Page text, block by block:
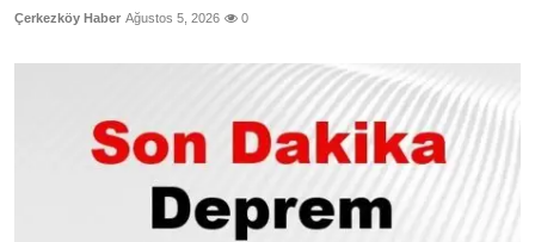
Çerkezköy Haber Ağustos 5, 2026 0